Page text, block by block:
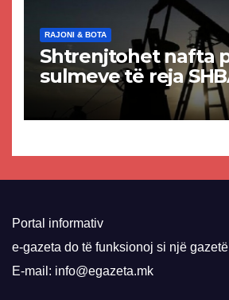
RAJONI & BOTA
Shtrenjtohet nafta
sulmeve të reja
Portal informativ
e-gazeta do të funksionoj si një
E-mail: info@egazeta.mk